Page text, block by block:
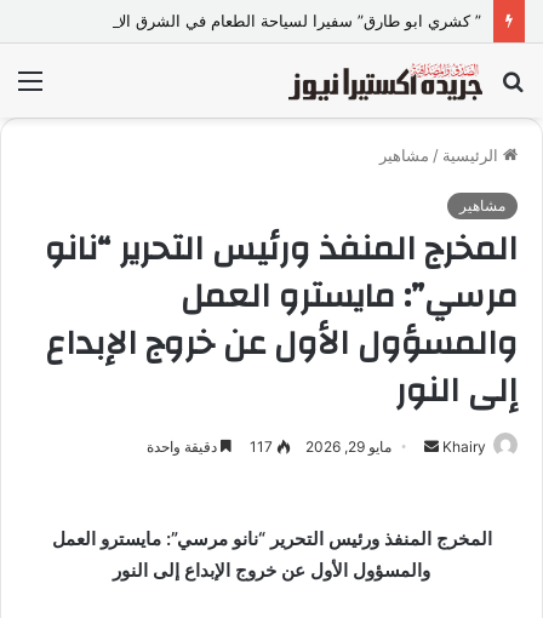
بحث
عن
الرئيسية / مشاهير
مشاهير
المخرج المنفذ ورئيس التحرير “نانو
مرسي”: مايسترو العمل
والمسؤول الأول عن خروج الإبداع
إلى النور
Khairy
ل
ب
مايو 29, 2026 117 دقيقة واحدة
المخرج المنفذ ورئيس التحرير “نانو مرسي”: مايسترو العمل
والمسؤول الأول عن خروج الإبداع إلى النور